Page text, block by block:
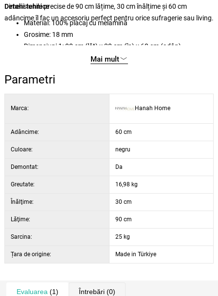
Dimensiunile precise de 90 cm lățime, 30 cm înălțime și 60 cm
adâncime îl fac un accesoriu perfect pentru orice sufragerie sau living.
Detalii tehnice
Material: 100% placaj cu melamină
Grosime: 18 mm
Dimensiuni 1: 90 cm (lăț) x 30 cm (în) x 60 cm (adân)
Dimensiuni 2: 85 cm (lăț) x 35 cm (în) x 30 cm (adân)
Mai mult
Parametri
Marca: Hanah Home
Adâncime: 60 cm
Culoare: negru
Demontat: Da
Greutate: 16,98 kg
Înălţime: 30 cm
Lăţime: 90 cm
Sarcina: 25 kg
Țara de origine: Made in Türkiye
Evaluarea (1) Întrebări(0)